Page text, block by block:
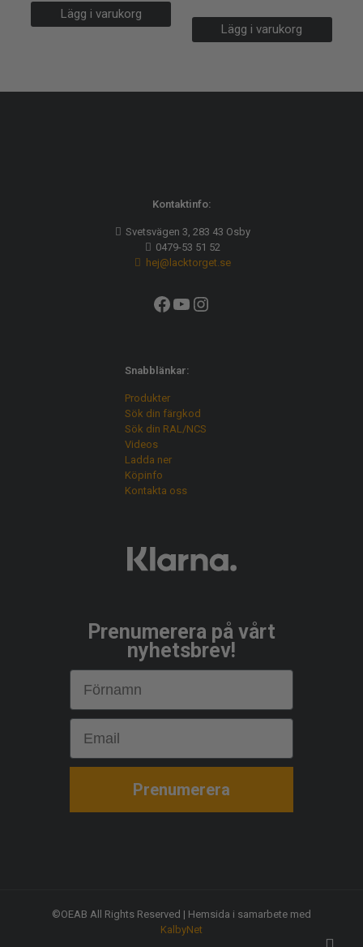
Lägg i varukorg
Lägg i varukorg
Kontaktinfo:
Svetsvägen 3, 283 43 Osby
0479-53 51 52
hej@lacktorget.se
Facebook
YouTube
Instagram
Snabblänkar:
Produkter
Sök din färgkod
Sök din RAL/NCS
Videos
Ladda ner
Köpinfo
Kontakta oss
Prenumerera på vårt
nyhetsbrev!
First Name
Email
Prenumerera
©OEAB All Rights Reserved | Hemsida i samarbete med
KalbyNet